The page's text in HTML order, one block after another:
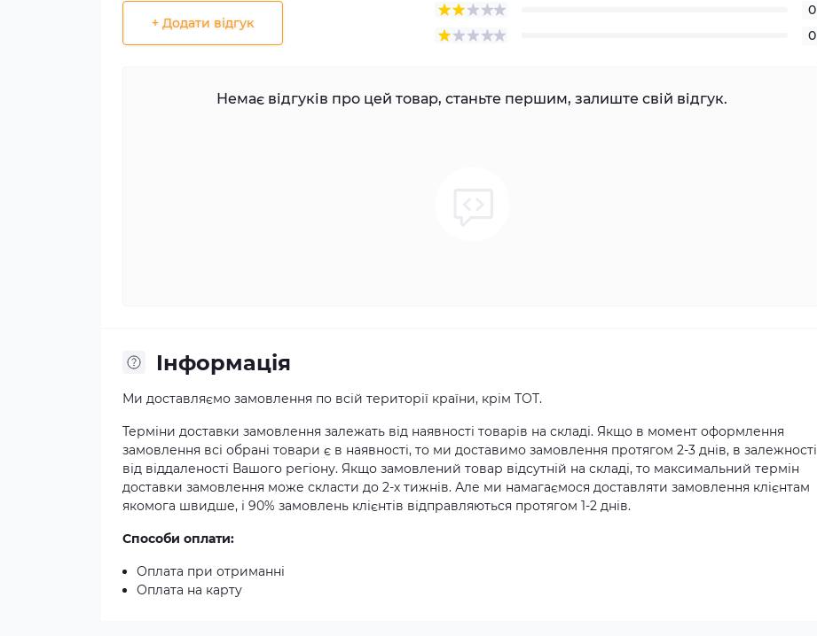
+ Додати відгук
0
0
Немає відгуків про цей товар, станьте першим, залиште свій відгук.
Iнформація
Ми доставляємо замовлення по всій території країни, крім ТОТ.
Терміни доставки замовлення залежать від наявності товарів на складі. Якщо в момент оформлення
замовлення всі обрані товари є в наявності, то ми доставимо замовлення протягом 2-3 днів, в залежності
від віддаленості Вашого регіону. Якщо замовлений товар відсутній на складі, то максимальний термін
доставки замовлення може скласти до 2-х тижнів. Але ми намагаємося доставляти замовлення клієнтам
якомога швидше, і 90% замовлень клієнтів відправляються протягом 1-2 днів.
Способи оплати:
Оплата при отриманні
Оплата на карту